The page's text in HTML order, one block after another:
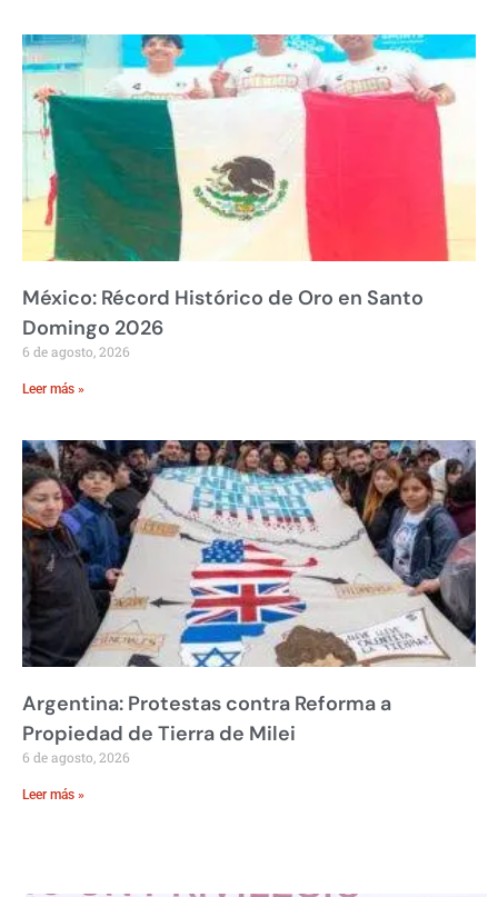
México: Récord Histórico de Oro en Santo
Domingo 2026
6 de agosto, 2026
Leer más »
Argentina: Protestas contra Reforma a
Propiedad de Tierra de Milei
6 de agosto, 2026
Leer más »